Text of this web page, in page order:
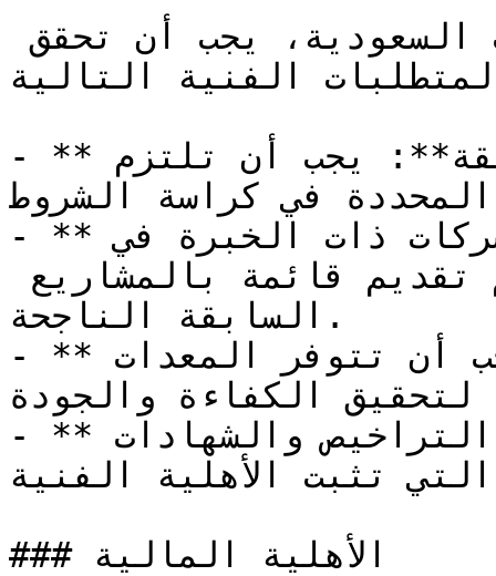
الفنية التالية:
- **المواصفات الفنية الدقيقة**: يجب أن تلتزم
في كراسة الشروط.
- **الخبرة السابقة**: تُفضل الشركات ذات الخبرة في
السابقة الناجحة.
- **المعدات والتقنيات**: يجب أن تتوفر المعدات
لتحقيق الكفاءة والجودة.
- **التراخيص والشهادات**: تقديم التراخيص والشهادات
التي تثبت الأهلية الفنية.
### الأهلية المالية